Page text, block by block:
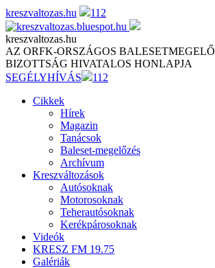
Skip
to
content
kreszvaltozas.hu 112
kreszvaltozas.hu
AZ ORFK-ORSZÁGOS
BIZOTTSÁG HIVATALOS HONLAPJA
SEGÉLYHÍVÁS
112
Cikkek
Hírek
Magazin
Tanácsok
Baleset-megelőzés
Archívum
Kreszváltozások
Autósoknak
Motorosoknak
Teherautósoknak
Kerékpárosoknak
Videók
KRESZ FM 19.75
Galériák